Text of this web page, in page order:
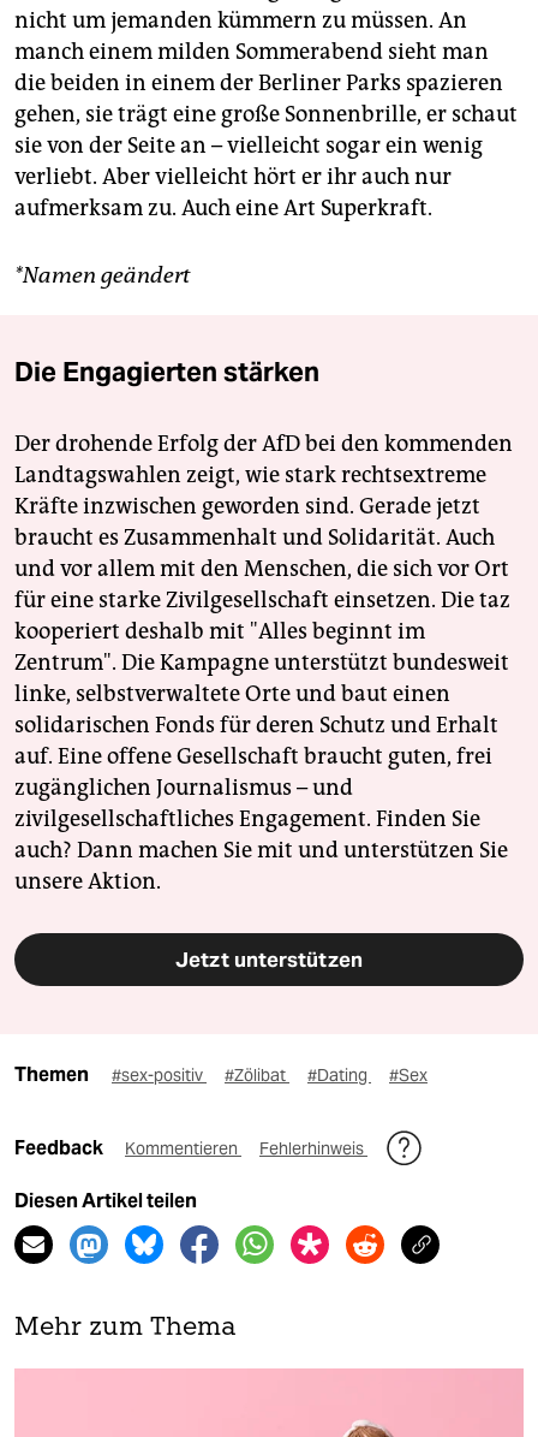
nicht um jemanden kümmern zu müssen. An
manch einem milden Sommerabend sieht man
die beiden in einem der Berliner Parks spazieren
gehen, sie trägt eine große Sonnenbrille, er schaut
sie von der Seite an – vielleicht sogar ein wenig
verliebt. Aber vielleicht hört er ihr auch nur
aufmerksam zu. Auch eine Art Superkraft.
*Namen geändert
Die Engagierten stärken
Der drohende Erfolg der AfD bei den kommenden
Landtagswahlen zeigt, wie stark rechtsextreme
Kräfte inzwischen geworden sind. Gerade jetzt
braucht es Zusammenhalt und Solidarität. Auch
und vor allem mit den Menschen, die sich vor Ort
für eine starke Zivilgesellschaft einsetzen. Die taz
kooperiert deshalb mit "Alles beginnt im
Zentrum". Die Kampagne unterstützt bundesweit
linke, selbstverwaltete Orte und baut einen
solidarischen Fonds für deren Schutz und Erhalt
auf. Eine offene Gesellschaft braucht guten, frei
zugänglichen Journalismus – und
zivilgesellschaftliches Engagement. Finden Sie
auch? Dann machen Sie mit und unterstützen Sie
unsere Aktion.
Jetzt unterstützen
Themen #sex-positiv #Zölibat #Dating #Sex
Feedback Kommentieren Fehlerhinweis
Diesen Artikel teilen
Mehr zum Thema